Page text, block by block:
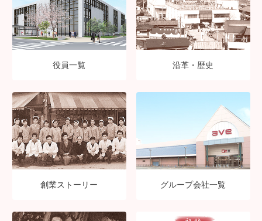
役員一覧 沿革・歴史
創業ストーリー グループ会社一覧